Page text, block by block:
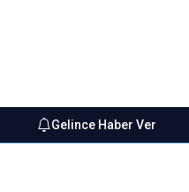
Gelince Haber Ver